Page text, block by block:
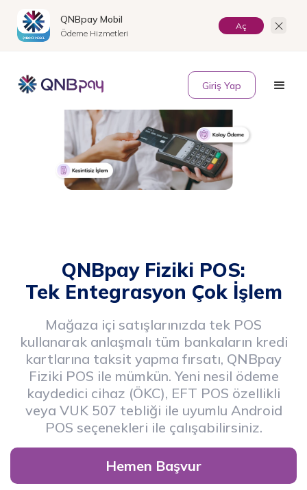
QNBpay Mobil
Ödeme Hizmetleri
Aç
EN
Giriş Yap
QNBpay Fiziki POS:
Tek Entegrasyon Çok İşlem
Mağaza içi satışlarınızda tek POS
kullanarak anlaşmalı tüm bankaların kredi
kartlarına taksit yapma fırsatı, QNBpay
Fiziki POS ile mümkün. Yeni nesil ödeme
kaydedici cihaz (ÖKC), EFT POS özellikli
veya VUK 507 tebliği ile uyumlu Android
POS seçenekleri ile çalışabilirsiniz.
Hemen Başvur